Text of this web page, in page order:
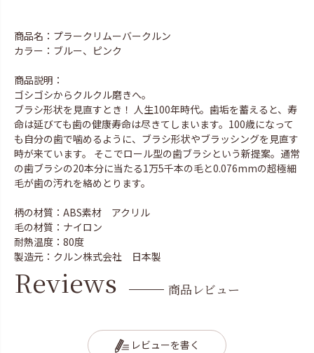
商品名：プラークリムーバークルン
カラー：ブルー、ピンク
商品説明：
ゴシゴシからクルクル磨きへ。
ブラシ形状を見直すとき！ 人生100年時代。歯垢を蓄えると、寿
命は延びても歯の健康寿命は尽きてしまいます。100歳になって
も自分の歯で噛めるように、ブラシ形状やブラッシングを見直す
時が来ています。 そこでロール型の歯ブラシという新提案。通常
の歯ブラシの20本分に当たる1万5千本の毛と0.076mmの超極細
毛が歯の汚れを絡めとります。
柄の材質：ABS素材 アクリル
毛の材質：ナイロン
耐熱温度：80度
製造元：クルン株式会社 日本製
Reviews 商品レビュー
レビューを書く